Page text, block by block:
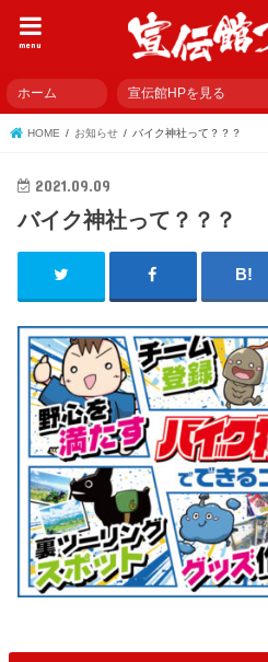
menu
ホーム 宣伝館HPを見る
HOME お知らせ バイク神社って？？？
2021.09.09
バイク神社って？？？